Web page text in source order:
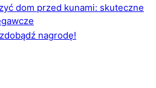
dom przed kunami: skuteczne
nagrodę!